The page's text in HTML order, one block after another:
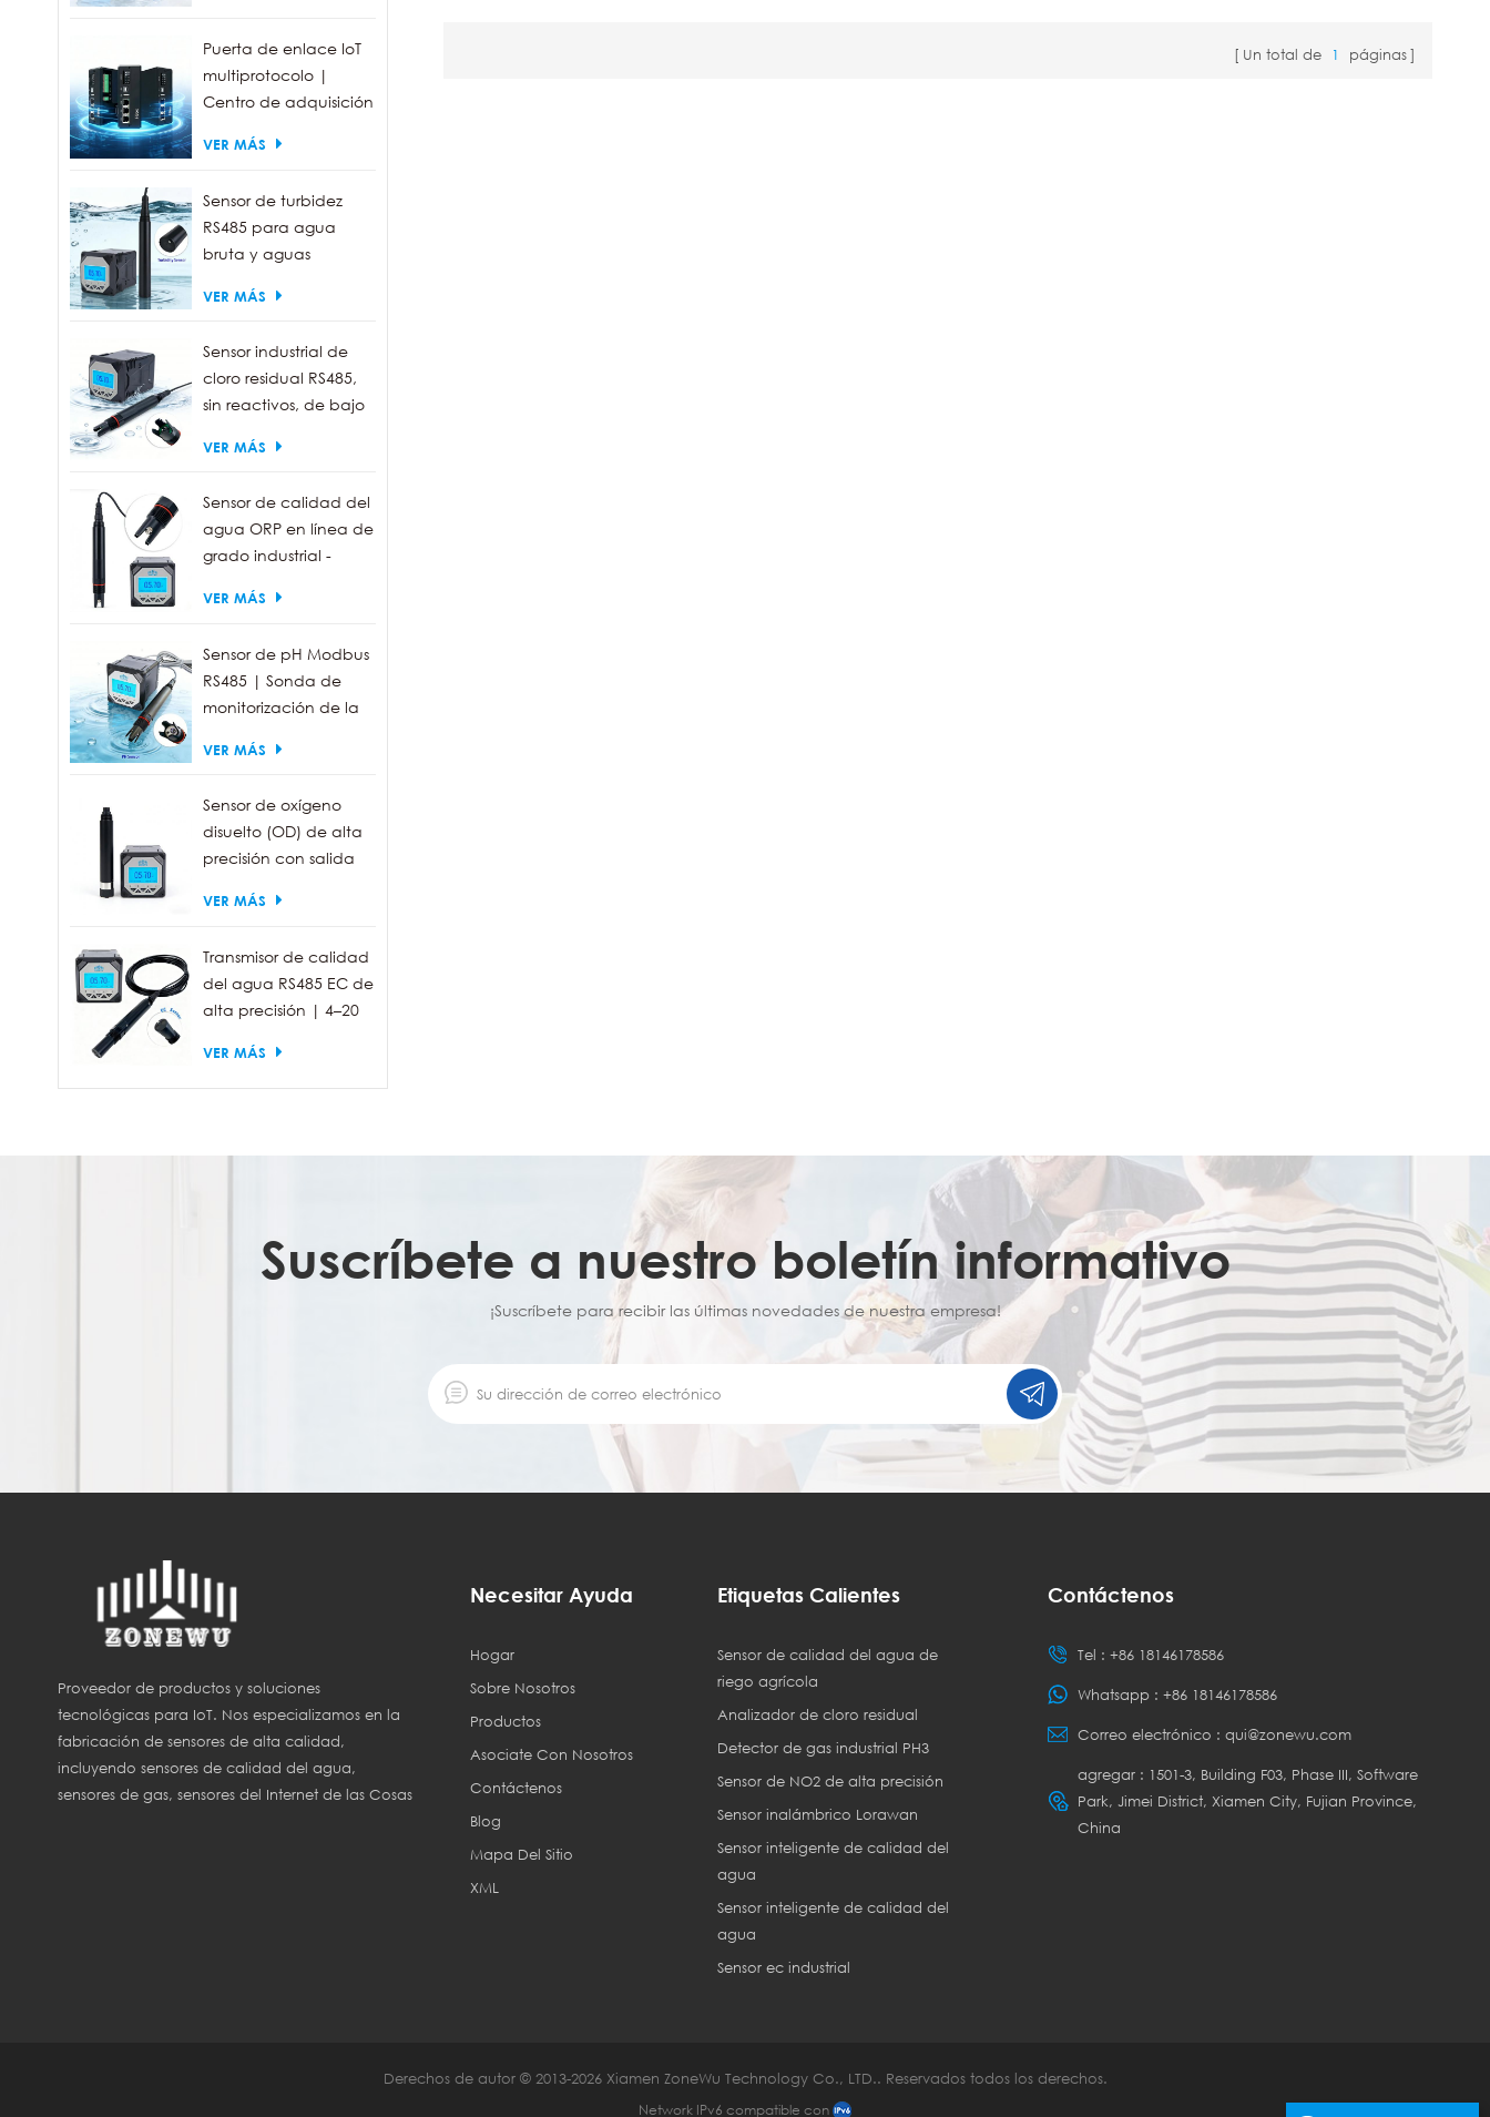
rango de detección
células/ml.
Puerta de enlace IoT
multiprotocolo |
Centro de adquisición
VER MÁS
Sensor de turbidez
RS485 para agua
bruta y aguas
medidora de turbidez
VER MÁS
Sensor industrial de
cloro residual RS485,
sin reactivos, de bajo
VER MÁS
Sensor de calidad del
agua ORP en línea de
grado industrial -
IP68, salida RS485
VER MÁS
Sensor de pH Modbus
RS485 | Sonda de
monitorización de la
industrial IP68
VER MÁS
Sensor de oxígeno
disuelto (OD) de alta
precisión con salida
medición de la
VER MÁS
Transmisor de calidad
del agua RS485 EC de
alta precisión | 4–20
VER MÁS
Un total de 1 páginas
Suscríbete a nuestro boletín informativo
¡Suscríbete para recibir las últimas novedades de nuestra empresa!
Proveedor de productos y soluciones
tecnológicas para IoT. Nos especializamos en la
fabricación de sensores de alta calidad,
incluyendo sensores de calidad del agua,
sensores de gas, sensores del Internet de las Cosas
Necesitar Ayuda
Hogar
Sobre Nosotros
Productos
Asociate Con Nosotros
Contáctenos
Blog
Mapa Del Sitio
XML
Etiquetas Calientes
Sensor de calidad del agua de
riego agrícola
Analizador de cloro residual
Detector de gas industrial PH3
Sensor de NO2 de alta precisión
Sensor inalámbrico Lorawan
Sensor inteligente de calidad del
agua
Sensor inteligente de calidad del
agua
Sensor ec industrial
Contáctenos
Tel : +86 18146178586
Whatsapp : +86 18146178586
Correo electrónico : qui@zonewu.com
agregar : 1501-3, Building F03, Phase III, Software
Park, Jimei District, Xiamen City, Fujian Province,
China
Derechos de autor © 2013-2026 Xiamen ZoneWu Technology Co., LTD.. Reservados todos los derechos.
Network IPv6 compatible con